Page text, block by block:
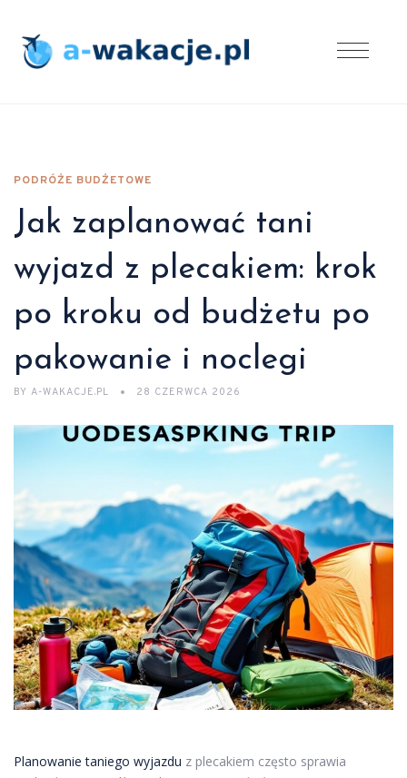
PODRÓŻE BUDŻETOWE
Jak zaplanować tani
wyjazd z plecakiem: krok
po kroku od budżetu po
pakowanie i noclegi
BY A-WAKACJE.PL 28 CZERWCA 2026
Planowanie taniego wyjazdu z plecakiem często sprawia